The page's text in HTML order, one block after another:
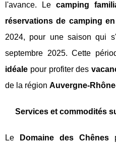
l'avance. Lecamping
réservations de camping
2024, pour une saison qui
septembre 2025. Cette
idéale pour profiter des
de la région Auvergne-
Services et commodités
Le Domaine des Chênes